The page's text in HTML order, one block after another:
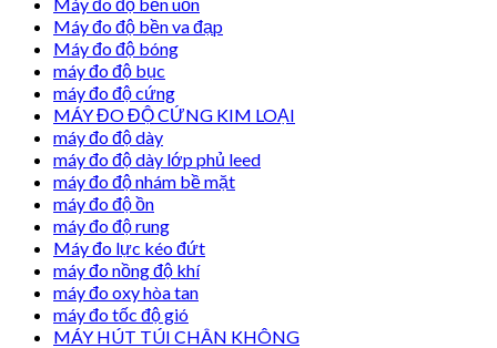
Máy đo độ bền uốn
Máy đo độ bền va đạp
Máy đo độ bóng
máy đo độ bục
máy đo độ cứng
MÁY ĐO ĐỘ CỨNG KIM LOẠI
máy đo độ dày
máy đo độ dày lớp phủ leed
máy đo độ nhám bề mặt
máy đo độ ồn
máy đo độ rung
Máy đo lực kéo đứt
máy đo nồng độ khí
máy đo oxy hòa tan
máy đo tốc độ gió
MÁY HÚT TÚI CHÂN KHÔNG